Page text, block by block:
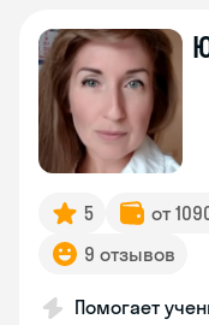
5 от
9 отзывов
Помогает